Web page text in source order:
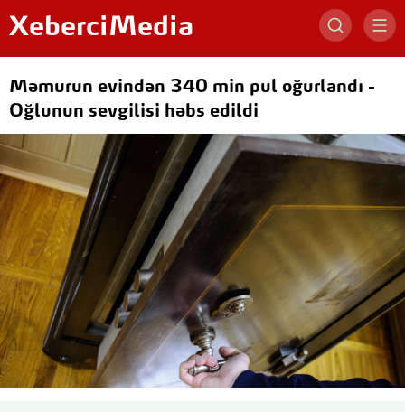
XeberciMedia
Məmurun evindən 340 min pul oğurlandı -
Oğlunun sevgilisi həbs edildi